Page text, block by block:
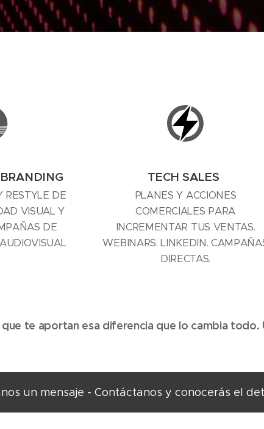
RESTYLE DE
VISUAL Y
DE
TECH SALES
PLANES Y ACCIONES
COMERCIALES PARA
INCREMENTAR TUS VENTAS.
WEBINARS. LINKEDIN.
DIRECTAS.
te aportan esa diferencia que lo cambia todo.
un mensaje - Contáctanos y conocerás el